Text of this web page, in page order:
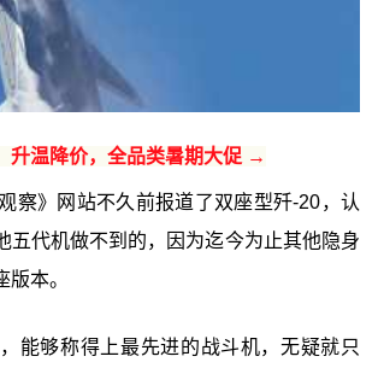
升温降价，全品类暑期大促 →
察》网站不久前报道了双座型歼-20，认
五代机做不到的，因为迄今为止其他隐身
本。
能够称得上最先进的战斗机，无疑就只